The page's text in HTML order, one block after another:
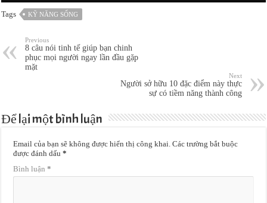
Tags KỸ NĂNG SỐNG
Previous
8 câu nói tinh tế giúp bạn chinh
phục mọi người ngay lần đầu gặp
mặt
Next
Người sở hữu 10 đặc điểm này thực
sự có tiềm năng thành công
Để lại một bình luận
Email của bạn sẽ không được hiển thị công khai. Các trường bắt buộc
được đánh dấu*
Bình luận*